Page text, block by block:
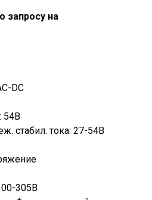
запросу на
DC
54В
стабил. тока: 27-54В
305В